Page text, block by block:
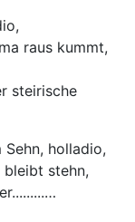
raus kummt,
steirische
Sehn, holladio,
stehn,